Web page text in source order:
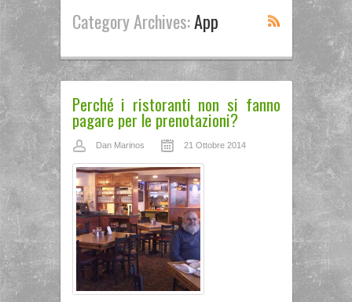
Category Archives:App
Perché i ristoranti non si fanno
pagare per le prenotazioni?
Dan Marinos 21 Ottobre 2014